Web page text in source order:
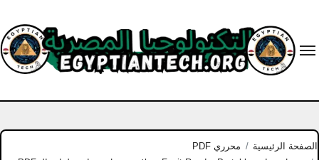
content
الصفحة الرئيسية
محرري PDF